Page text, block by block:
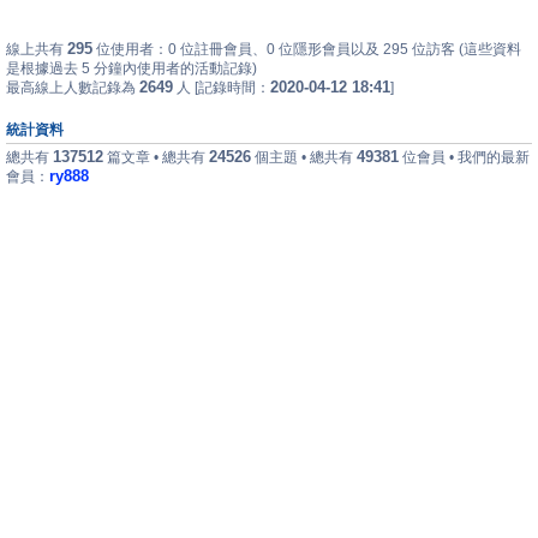
線上共有 295 位使用者：0 位註冊會員、0 位隱形會員以及 295 位訪客 (這些資料
是根據過去 5 分鐘內使用者的活動記錄)
最高線上人數記錄為 2649 人 [記錄時間： 2020-04-12 18:41]
統計資料
總共有 137512 篇文章 • 總共有 24526 個主題 • 總共有 49381 位會員 • 我們的最新
會員： ry888